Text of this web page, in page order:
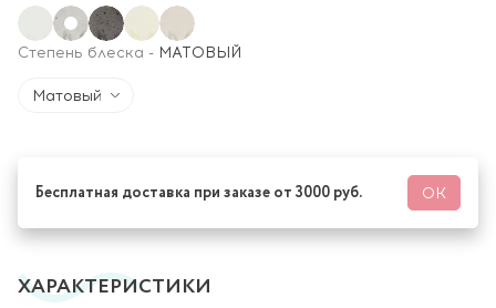
Степень блеска - МАТОВЫЙ
Матовый
Бесплатная доставка при заказе от 3000 руб. ОК
ХАРАКТЕРИСТИКИ